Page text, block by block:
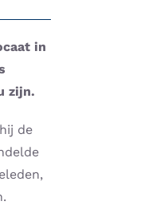
in
zijn.
de